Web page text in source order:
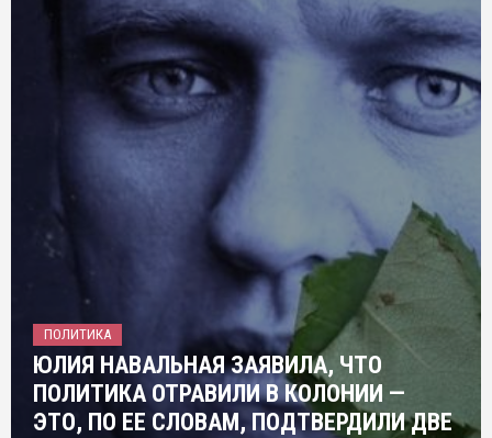
ПОЛИТИКА
ЮЛИЯ НАВАЛЬНАЯ ЗАЯВИЛА, ЧТО
ПОЛИТИКА ОТРАВИЛИ В КОЛОНИИ —
ЭТО, ПО ЕЕ СЛОВАМ, ПОДТВЕРДИЛИ ДВЕ